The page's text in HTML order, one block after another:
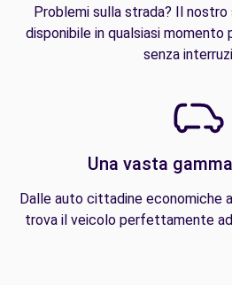
Problemi sulla strada? Il
disponibile in qualsiasi momento
senza
Una vasta
Dalle auto cittadine economiche
trova il veicolo perfettamente